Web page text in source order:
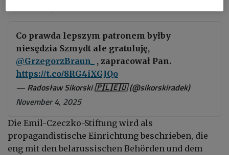
Co prawda lepszym patronem byłby
niesędzia Szmydt ale gratuluję,
@GrzegorzBraun_
, zapracował Pan.
https://t.co/8RG4iXGJQo
— Radosław Sikorski 🇵🇱🇪🇺 (@sikorskiradek)
November 4, 2025
Die Emil-Czeczko-Stiftung wird als
propagandistische Einrichtung beschrieben, die
eng mit den belarussischen Behörden und dem